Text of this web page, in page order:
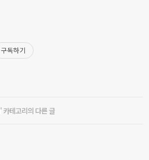
구독하기
' 카테고리의 다른 글